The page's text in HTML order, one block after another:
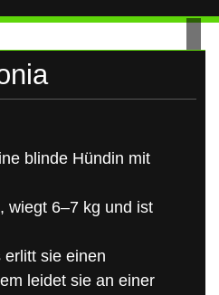
blinde Hündin mit
wiegt 6–7 kg und ist
sie einen
leidet sie an einer